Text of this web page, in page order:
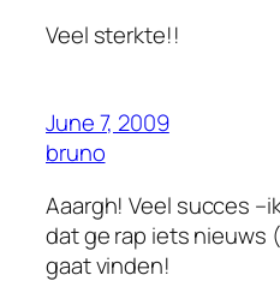
Veel sterkte!!
June 7, 2009
bruno
Aaargh! Veel succes
dat ge rap iets nieuws
gaat vinden!